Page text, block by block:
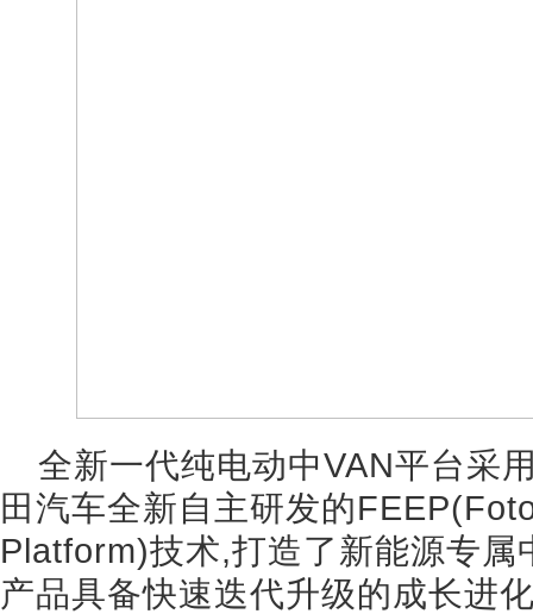
全新一代纯电动中VAN平台采
田汽车全新自主研发的
Platform)技术,打造了新能源专属
产品具备快速迭代升级的成长进